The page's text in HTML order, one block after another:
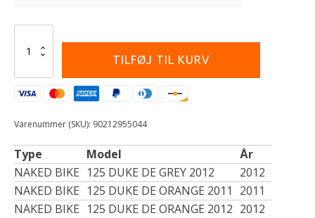
MM
antal
TILFØJ TIL KURV
Varenummer (SKU): 90212955044
Type Model
År
NAKED BIKE 125 DUKE DE GREY 2012
2012
NAKED BIKE 125 DUKE DE ORANGE 2011
2011
NAKED BIKE 125 DUKE DE ORANGE 2012 2012